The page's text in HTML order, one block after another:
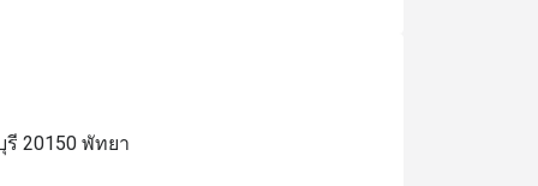
รี 20150 พัทยา